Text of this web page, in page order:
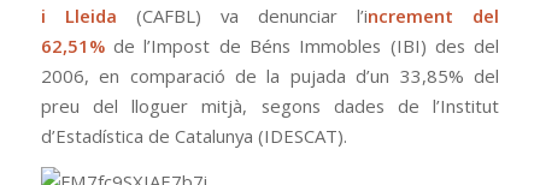
i Lleida (CAFBL) va denunciar l’increment del
62,51% de l’Impost de Béns Immobles (IBI) des del
2006, en comparació de la pujada d’un 33,85% del
preu del lloguer mitjà, segons dades de l’Institut
d’Estadística de Catalunya (IDESCAT).